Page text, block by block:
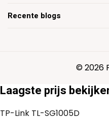
Recente blogs
© 2026
Laagste prijs
TP-Link TL-SG1005D